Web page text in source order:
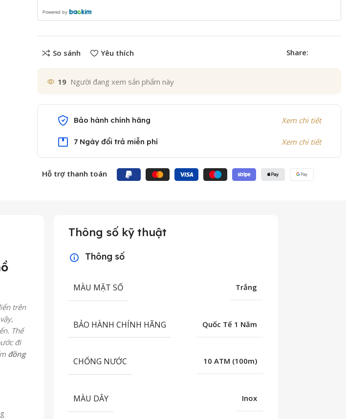
Powered by
So sánh Yêu thích Share:
19 Người đang xem sản phẩm này
Bảo hành chính hãng Xem chi tiết
7 Ngày đổi trả miễn phí Xem chi tiết
Hỗ trợ thanh toán
trên
Thế
đi
đồng
Thông số kỹ thuật
Thông số
MÀU MẶT SỐ Trắng
BẢO HÀNH CHÍNH HÃNG Quốc Tế 1 Năm
CHỐNG NƯỚC 10 ATM (100m)
MÀU DÂY Inox